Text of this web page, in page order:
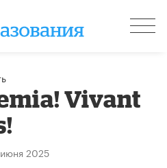
Vivant
2025